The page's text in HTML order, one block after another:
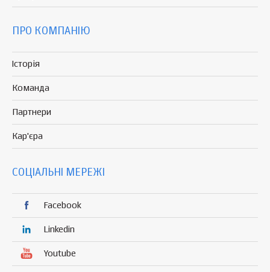
ПРО КОМПАНІЮ
Історія
Команда
Партнери
Кар'єра
СОЦІАЛЬНІ МЕРЕЖІ
Facebook
Linkedin
Youtube